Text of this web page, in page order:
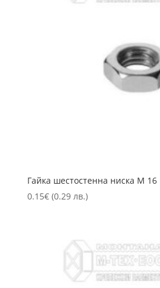
Гайка шестостенна ниска М 16
0.15€ (0.29 лв.)